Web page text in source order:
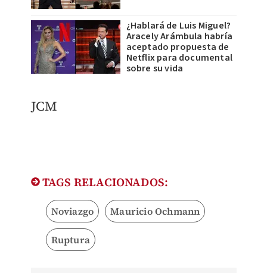
¿Hablará de Luis Miguel?
Aracely Arámbula habría
aceptado propuesta de
Netflix para documental
sobre su vida
JCM
TAGS RELACIONADOS:
Noviazgo Mauricio Ochmann
Ruptura